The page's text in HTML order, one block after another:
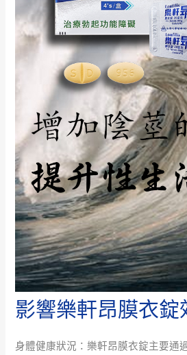
影響樂軒昂膜衣錠
身體健康狀況：樂軒昂膜衣錠主要通